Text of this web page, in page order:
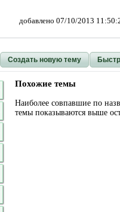
добавлено 07/10/2013
Создать новую тему
Похожие темы
Наиболее совпавшие по
темы показываются выше